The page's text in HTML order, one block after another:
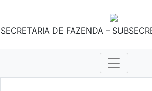
SECRETARIA DE FAZENDA –